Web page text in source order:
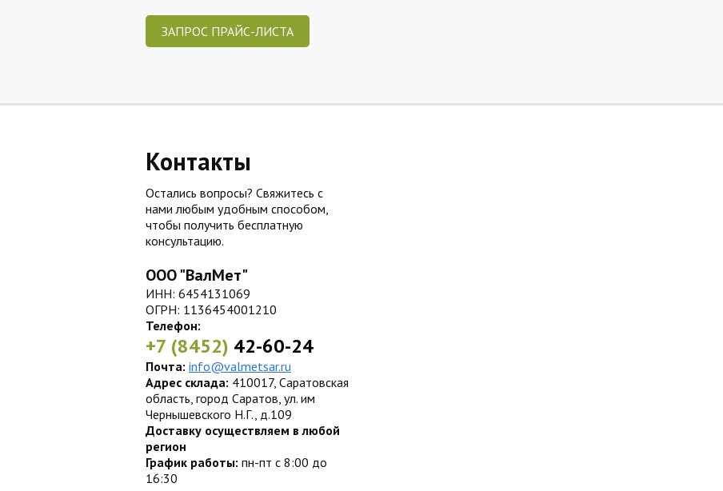
ЗАПРОС ПРАЙС-ЛИСТА
Контакты
Остались вопросы? Свяжитесь с
нами любым удобным способом,
чтобы получить бесплатную
консультацию.
ООО "ВалМет"
ИНН: 6454131069
ОГРН: 1136454001210
Телефон:
+7 (8452) 42-60-24
Почта: info@valmetsar.ru
Адрес склада: 410017, Саратовская
область, город Саратов, ул. им
Чернышевского Н.Г., д.109
Доставку осуществляем в любой
регион
График работы: пн-пт с 8:00 до
16:30